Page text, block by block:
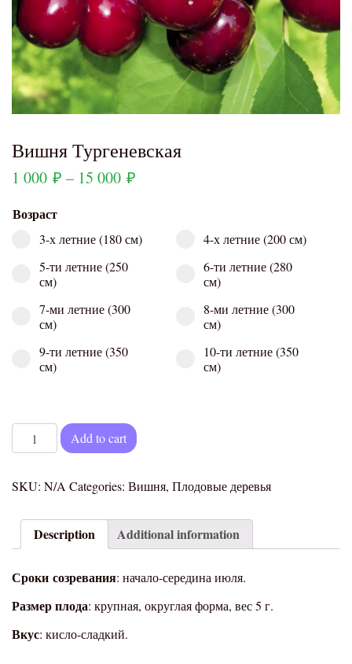
Вишня Тургеневская
1 000 ₽ – 15 000 ₽
Возраст
3-х летние (180 см)
4-х летние (200 см)
5-ти летние (250
см)
6-ти летние (280
см)
7-ми летние (300
см)
8-ми летние (300
см)
9-ти летние (350
см)
10-ти летние (350
см)
Вишня Тургеневская quantity
Add to cart
SKU: N/ACategories: Вишня, Плодовые деревья
Description Additional information
Сроки созревания: начало-середина июля.
Размер плода: крупная, округлая форма, вес 5 г.
Вкус: кисло-сладкий.